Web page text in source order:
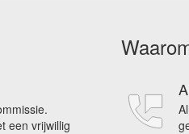
een vrijwillig